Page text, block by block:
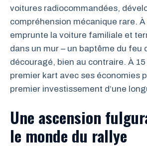
voitures radiocommandées,
compréhension mécanique rare.
emprunte la voiture familiale et
dans un mur – un baptême du feu
découragé, bien au contraire. À 15
premier kart avec ses économies
premier investissement d’une
Une ascension
le monde du rallye